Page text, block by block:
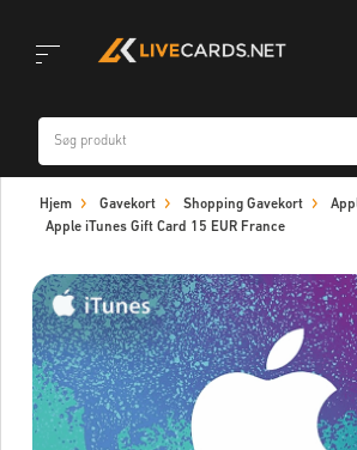
navigation
Hjem Gavekort Shopping Gavekort
Apple iTunes Gift Card 15 EUR France